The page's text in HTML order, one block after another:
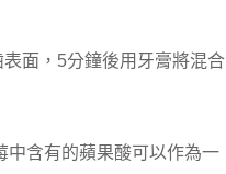
面，5分鐘後用牙膏將混合
中含有的蘋果酸可以作為一